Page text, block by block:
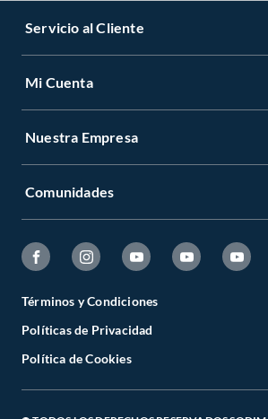
Servicio al Cliente
Mi Cuenta
Nuestra Empresa
Comunidades
Términos y Condiciones
Políticas de Privacidad
Política de Cookies